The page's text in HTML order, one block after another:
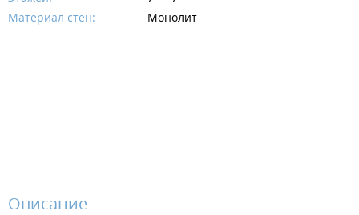
Материал стен:
Монолит
Описание